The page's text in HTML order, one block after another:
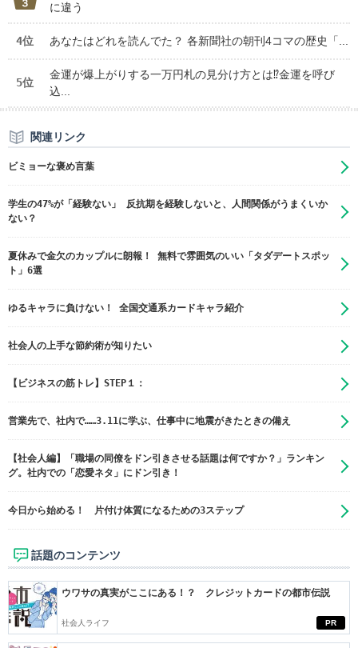
に違う
4位 あなたはどれを読んでた？ 各新聞社の朝刊4コマの歴史「...
5位
金運が爆上がりする一万円札の見分け方とは⁉金運を呼び
込...
関連リンク
ビミョーな褒め言葉
学生の47%が「経験ない」 反抗期を経験しないと、人間関係がうまくいか
ない？
夏休みで金欠のカップルに朗報！ 無料で雰囲気のいい「タダデートスポッ
ト」6選
ゆるキャラに負けない！ 全国交通系カードキャラ紹介
社会人の上手な節約術が知りたい
【ビジネスの筋トレ】STEP１：
営業先で、社内で……3.11に学ぶ、仕事中に地震がきたときの備え
【社会人編】「職場の同僚をドン引きさせる話題は何ですか？」ランキン
グ。社内での「恋愛ネタ」にドン引き！
今日から始める！ 片付け体質になるための3ステップ
話題のコンテンツ
PR
ウワサの真実がここにある！？ クレジットカードの都市伝説
社会人ライフ